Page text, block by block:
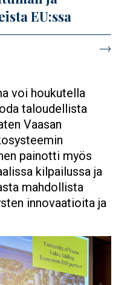
EU:ssa
voi houkutella
taloudellista
Vaasan
painotti myös
kilpailussa ja
mahdollista
innovaatioita ja